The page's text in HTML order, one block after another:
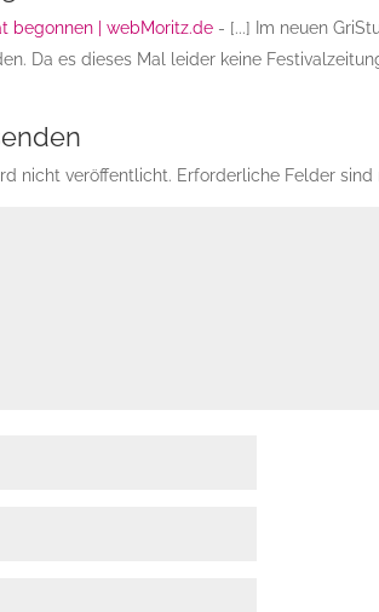
begonnen | webMoritz.de - [...] Im neuen
Da es dieses Mal leider keine
nicht veröffentlicht. Erforderliche Felder sind